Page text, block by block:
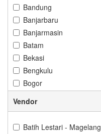
Bandung
Banjarbaru
Banjarmasin
Batam
Bekasi
Bengkulu
Bogor
Vendor
Batih Lestari - Magelang